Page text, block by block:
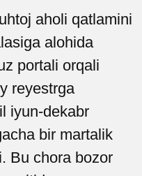
aholi qatlamini
alohida
portali orqali
reyestrga
iyun-dekabr
bir martalik
Bu chora bozor